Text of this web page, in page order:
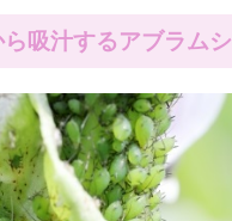
吸汁するアブラムシ